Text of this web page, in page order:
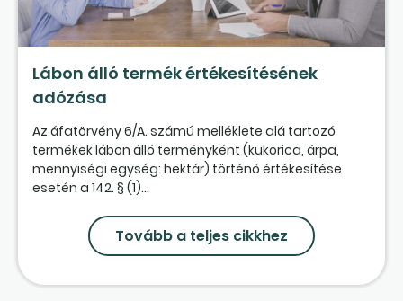
Lábon álló termék értékesítésének
adózása
Az áfatörvény 6/A. számú melléklete alá tartozó
termékek lábon álló terményként (kukorica, árpa,
mennyiségi egység: hektár) történő értékesítése
esetén a 142. § (1)...
Tovább a teljes cikkhez